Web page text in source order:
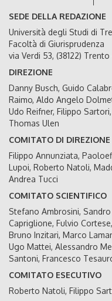
SEDE DELLA REDAZIONE
Università degli Studi di
Facoltà di Giurisprudenza
via Verdi 53, (38122)
DIREZIONE
Danny Busch, Guido
Raimo, Aldo Angelo
Udo Reifner, Filippo
Thomas Ulen
COMITATO DI DIREZIONE
Filippo Annunziata,
Lupoi, Roberto Natoli,
Andrea Tucci
COMITATO SCIENTIFICO
Stefano Ambrosini,
Capriglione, Fulvio
Bruno Inzitari, Marco
Ugo Mattei, Alessandro
Santoni, Francesco
COMITATO ESECUTIVO
Roberto Natoli, Filippo